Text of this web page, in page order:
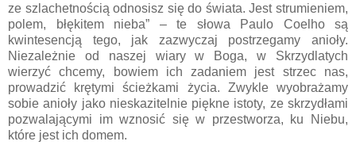
ze szlachetnością odnosisz się do świata. Jest strumieniem,
polem, błękitem nieba” – te słowa Paulo Coelho są
kwintesencją tego, jak zazwyczaj postrzegamy anioły.
Niezależnie od naszej wiary w Boga, w Skrzydlatych
wierzyć chcemy, bowiem ich zadaniem jest strzec nas,
prowadzić krętymi ścieżkami życia. Zwykle wyobrażamy
sobie anioły jako nieskazitelnie piękne istoty, ze skrzydłami
pozwalającymi im wznosić się w przestworza, ku Niebu,
które jest ich domem.